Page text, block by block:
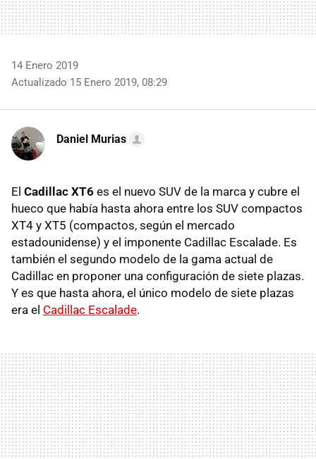
14 Enero 2019
Actualizado 15 Enero 2019, 08:29
Daniel Murias
El Cadillac XT6 es el nuevo SUV de la marca y cubre el
hueco que había hasta ahora entre los SUV compactos
XT4 y XT5 (compactos, según el mercado
estadounidense) y el imponente Cadillac Escalade. Es
también el segundo modelo de la gama actual de
Cadillac en proponer una configuración de siete plazas.
Y es que hasta ahora, el único modelo de siete plazas
era el Cadillac Escalade.